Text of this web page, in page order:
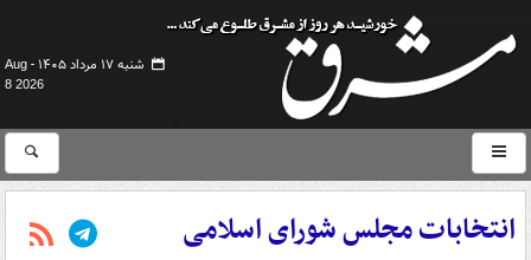
شنبه ۱۷ مرداد ۱۴۰۵ -
Aug
8 2026
انتخابات مجلس شورای اسلامی